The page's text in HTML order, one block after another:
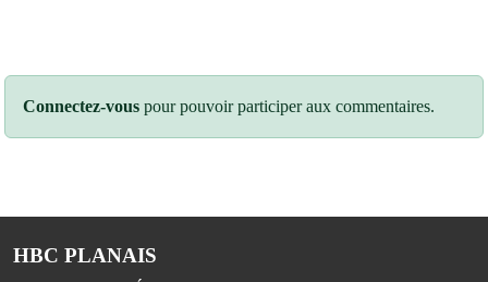
Connectez-vous pour pouvoir participer aux commentaires.
HBC PLANAIS